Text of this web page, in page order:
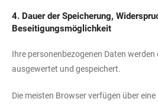
4. Dauer der Speicherung,
Beseitigungsmöglichkeit
Ihre personenbezogenen Daten
ausgewertet und gespeichert.
Die meisten Browser verfügen über